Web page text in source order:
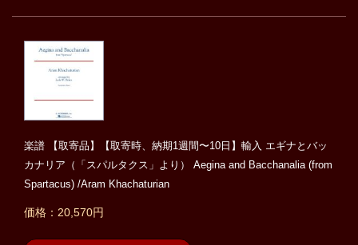
楽譜 【取寄品】【取寄時、納期1週間〜10日】輸入 エギナとバッ
カナリア（「スパルタクス」より） Aegina and Bacchanalia (from
Spartacus) /Aram Khachaturian
価格：20,570円